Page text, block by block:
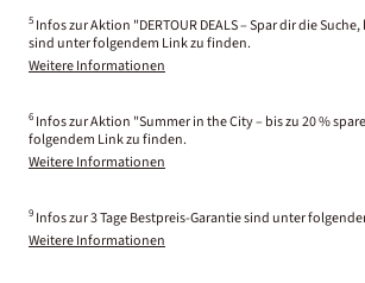
5 Infos zur Aktion "DERTOUR DEALS – Spar dir die
sind unter folgendem Link zu finden.
Weitere Informationen
6 Infos zur Aktion "Summer in the City – bis zu 20 %
folgendem Link zu finden.
Weitere Informationen
9 Infos zur 3 Tage Bestpreis-Garantie sind unter
Weitere Informationen